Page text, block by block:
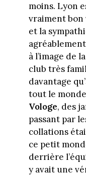
moins. Lyon
vraiment bon
et la
à l’image de
club très
davantage
tout le
Vologe, des
passant par
collations
ce petit
derrière
y avait une